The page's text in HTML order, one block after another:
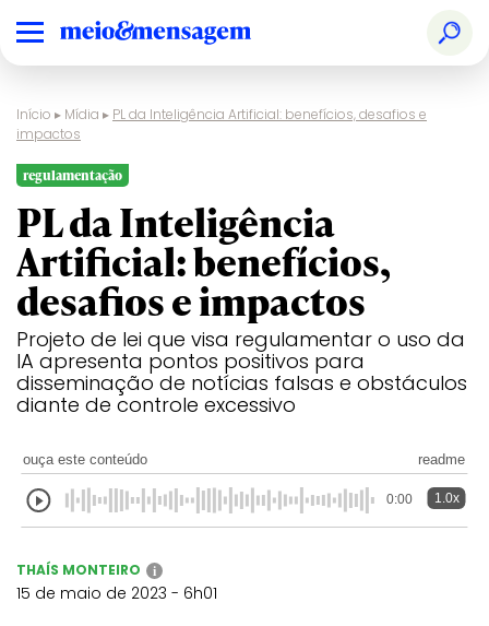
Início ▸ Mídia ▸ PL da Inteligência Artificial: benefícios, desafios e
impactos
regulamentação
PL da Inteligência
Artificial: benefícios,
desafios e impactos
Projeto de lei que visa regulamentar o uso da
IA apresenta pontos positivos para
disseminação de notícias falsas e obstáculos
diante de controle excessivo
ouça este conteúdo readme
0:00 1.0x
THAÍS MONTEIRO i
15 de maio de 2023 - 6h01